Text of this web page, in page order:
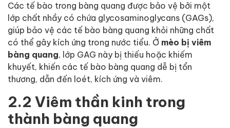
Các tế bào trong bàng quang được bảo vệ bởi một
lớp chất nhầy có chứa glycosaminoglycans (GAGs),
giúp bảo vệ các tế bào bàng quang khỏi những chất
có thể gây kích ứng trong nước tiểu. Ở mèo bị viêm
bàng quang, lớp GAG này bị thiếu hoặc khiếm
khuyết, khiến các tế bào bàng quang dễ bị tổn
thương, dẫn đến loét, kích ứng và viêm.
2.2 Viêm thần kinh trong
thành bàng quang